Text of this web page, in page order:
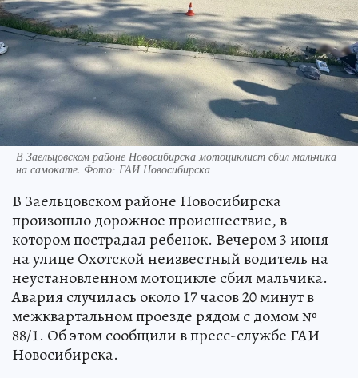
В Заельцовском районе Новосибирска мотоциклист сбил мальчика
на самокате. Фото: ГАИ Новосибирска
В Заельцовском районе Новосибирска
произошло дорожное происшествие, в
котором пострадал ребенок. Вечером 3 июня
на улице Охотской неизвестный водитель на
неустановленном мотоцикле сбил мальчика.
Авария случилась около 17 часов 20 минут в
межквартальном проезде рядом с домом №
88/1. Об этом сообщили в пресс-службе ГАИ
Новосибирска.